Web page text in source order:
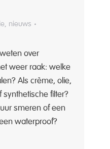
, nieuws
over
weer raak: welke
Als crème, olie,
synthetische filter?
uur smeren of een
waterproof?